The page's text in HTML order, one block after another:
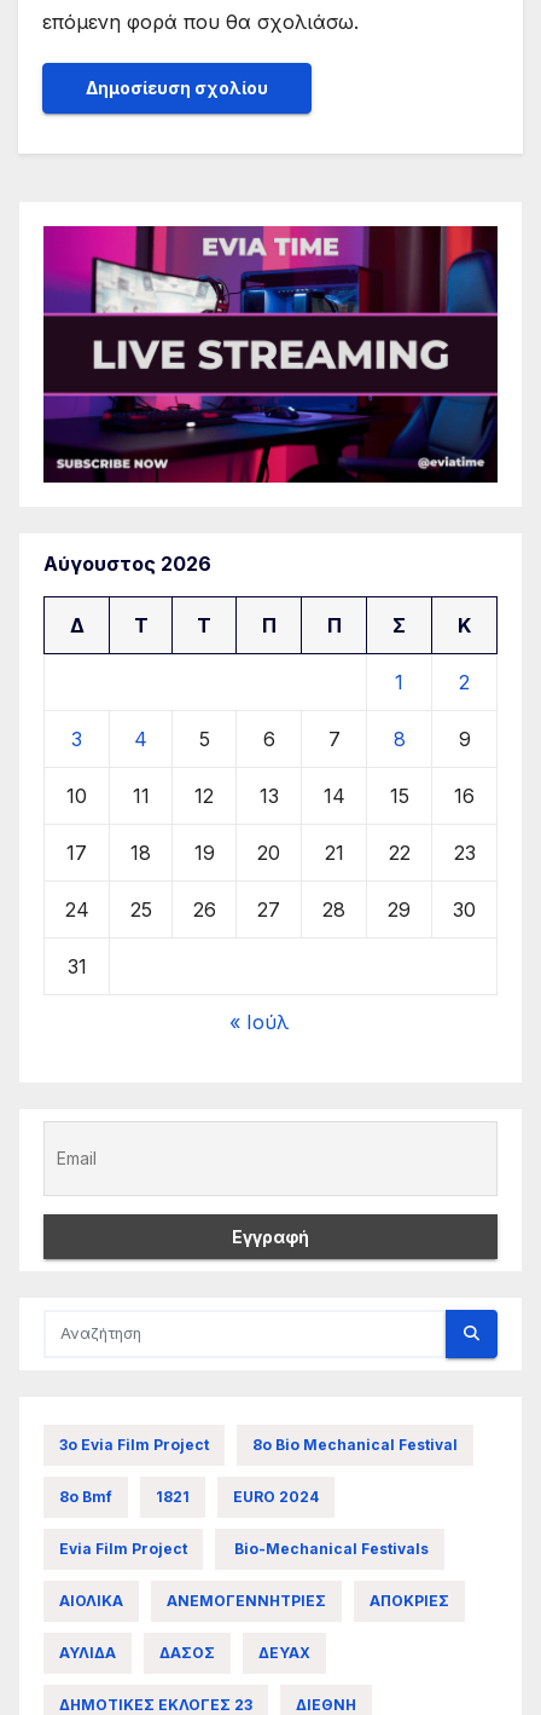
επόμενη φορά που θα σχολιάσω.
Αύγουστος 2026
Δ Τ Τ Π Π Σ Κ
1 2
3 4 5 6 7 8 9
10 11 12 13 14 15 16
17 18 19 20 21 22 23
24 25 26 27 28 29 30
31
« Ιούλ
3ο Evia Film Project 8ο Bio Mechanical Festival
8ο Bmf 1821 EURO 2024
Evia Film Project Bio-Mechanical Festivals
ΑΙΟΛΙΚΑ ΑΝΕΜΟΓΕΝΝΗΤΡΙΕΣ ΑΠΟΚΡΙΕΣ
ΑΥΛΙΔΑ ΔΑΣΟΣ ΔΕΥΑΧ
ΔΗΜΟΤΙΚΕΣ ΕΚΛΟΓΕΣ 23 ΔΙΕΘΝΗ